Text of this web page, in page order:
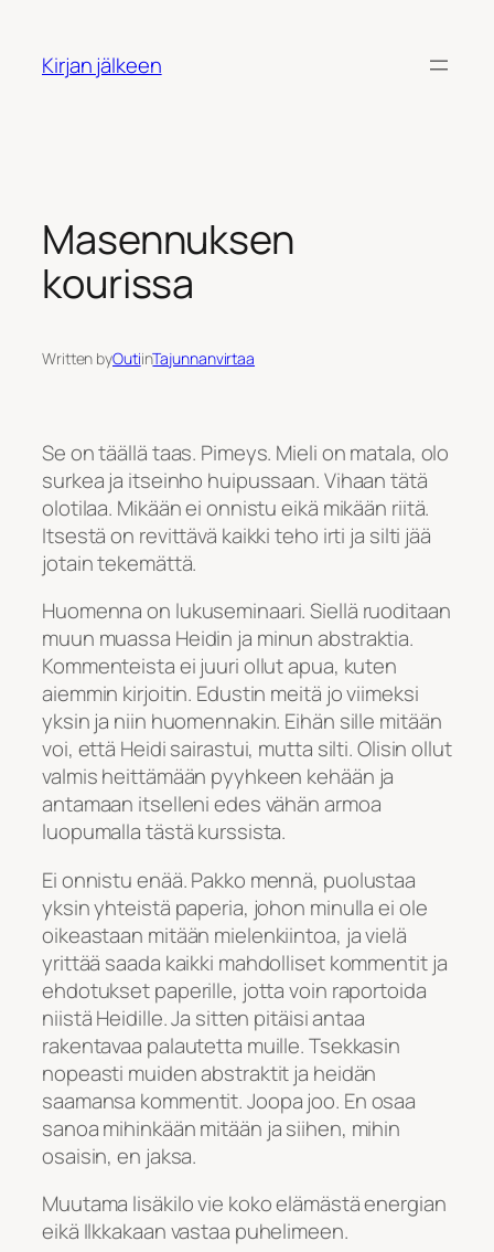
Kirjan jälkeen
Masennuksen
kourissa
Written byOutiinTajunnanvirtaa
Se on täällä taas. Pimeys. Mieli on matala, olo
surkea ja itseinho huipussaan. Vihaan tätä
olotilaa. Mikään ei onnistu eikä mikään riitä.
Itsestä on revittävä kaikki teho irti ja silti jää
jotain tekemättä.
Huomenna on lukuseminaari. Siellä ruoditaan
muun muassa Heidin ja minun abstraktia.
Kommenteista ei juuri ollut apua, kuten
aiemmin kirjoitin. Edustin meitä jo viimeksi
yksin ja niin huomennakin. Eihän sille mitään
voi, että Heidi sairastui, mutta silti. Olisin ollut
valmis heittämään pyyhkeen kehään ja
antamaan itselleni edes vähän armoa
luopumalla tästä kurssista.
Ei onnistu enää. Pakko mennä, puolustaa
yksin yhteistä paperia, johon minulla ei ole
oikeastaan mitään mielenkiintoa, ja vielä
yrittää saada kaikki mahdolliset kommentit ja
ehdotukset paperille, jotta voin raportoida
niistä Heidille. Ja sitten pitäisi antaa
rakentavaa palautetta muille. Tsekkasin
nopeasti muiden abstraktit ja heidän
saamansa kommentit. Joopa joo. En osaa
sanoa mihinkään mitään ja siihen, mihin
osaisin, en jaksa.
Muutama lisäkilo vie koko elämästä energian
eikä Ilkkakaan vastaa puhelimeen.